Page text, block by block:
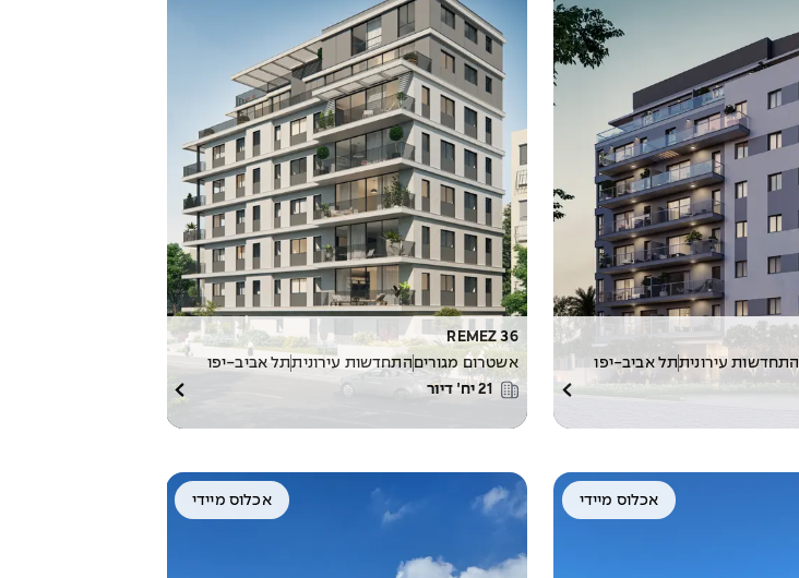
התחדשות עירוניתתל אביב-יפו
REMEZ 36
אשטרום מגורים התחדשות עירוניתתל אביב-יפו
21 יח׳ דיור
אכלוס מיידי אכלוס מיידי